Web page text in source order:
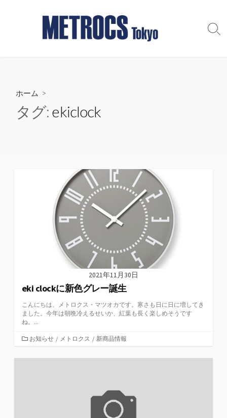
ツ
検
ホーム >
タグ:ekiclock
2021年11月30日
eki clockに新色グレー誕生
こんにちは、メトロクス・マツオカです。寒さも日に日に増してき
ました。今年は朝晩冷えるせいか、紅葉も長く楽しめそうです
ね。...
カ
ゴ
お知らせ / メトロクス / 新商品情報